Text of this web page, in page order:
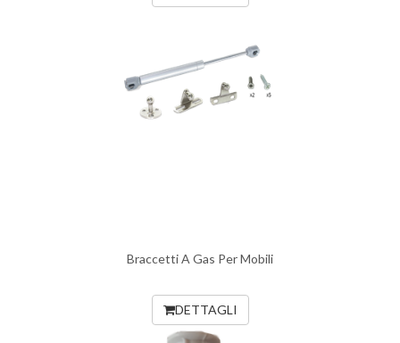
Braccetti A Gas Per Mobili
DETTAGLI